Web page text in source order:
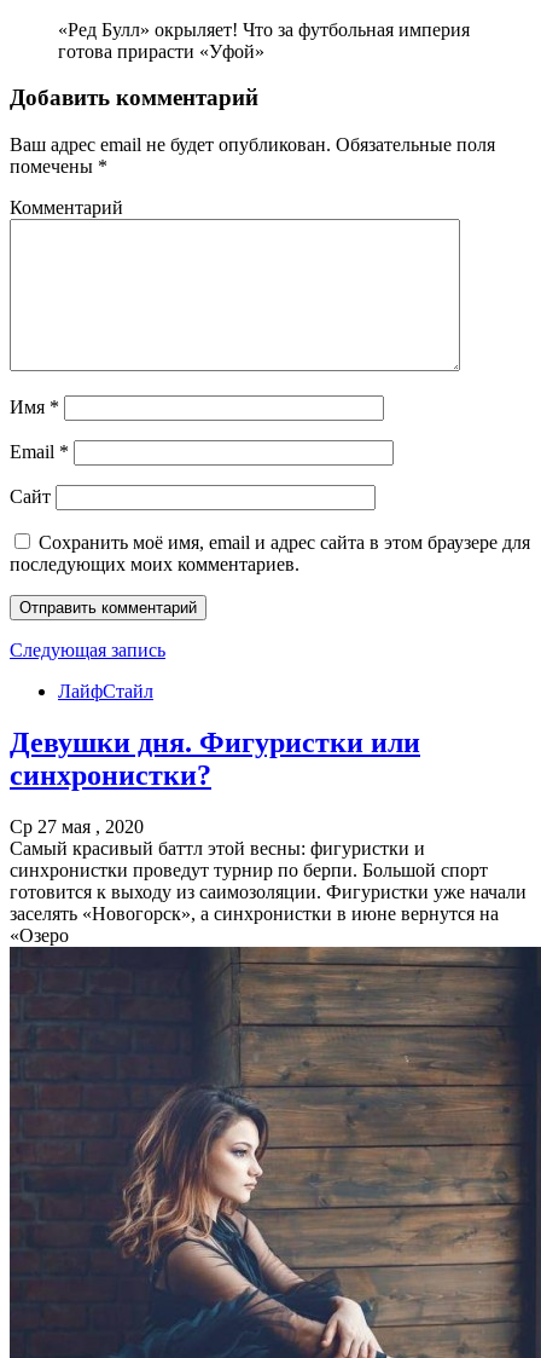
«Ред Булл» окрыляет! Что за футбольная империя
готова прирасти «Уфой»
Добавить комментарий
Ваш адрес email не будет опубликован. Обязательные поля
помечены *
Комментарий
Имя *
Email *
Сайт
Сохранить моё имя, email и адрес сайта в этом браузере для
последующих моих комментариев.
Следующая запись
ЛайфСтайл
Девушки дня. Фигуристки или
синхронистки?
Ср 27 мая , 2020
Самый красивый баттл этой весны: фигуристки и
синхронистки проведут турнир по берпи. Большой спорт
готовится к выходу из саимозоляции. Фигуристки уже начали
заселять «Новогорск», а синхронистки в июне вернутся на
«Озеро